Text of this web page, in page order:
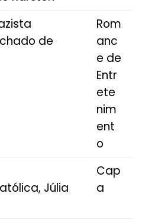
de
Rom
anc
e de
Entr
ete
nim
ent
o
Júlia
Cap
a